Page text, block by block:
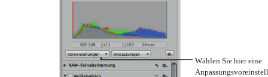
Wählen Sie hier eine